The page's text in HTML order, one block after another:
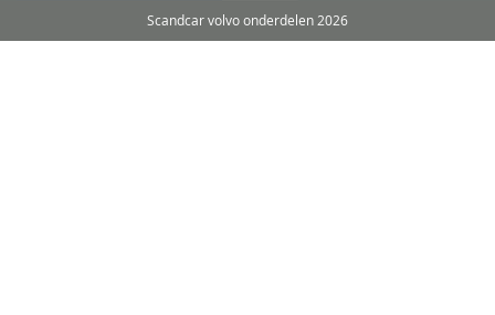
Scandcar volvo onderdelen 2026